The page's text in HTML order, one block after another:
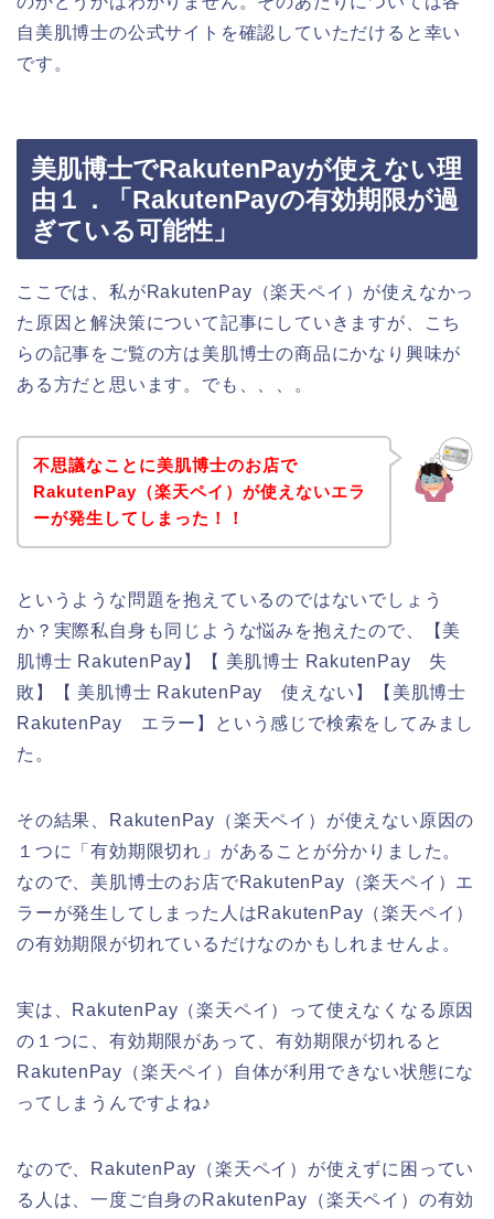
自美肌博士の公式サイトを確認していただけると幸い
です。
美肌博士でRakutenPayが使えない理
由１．「RakutenPayの有効期限が過
ぎている可能性」
ここでは、私がRakutenPay（楽天ペイ）が使えなかっ
た原因と解決策について記事にしていきますが、こち
らの記事をご覧の方は美肌博士の商品にかなり興味が
ある方だと思います。でも、、、。
不思議なことに美肌博士のお店で
RakutenPay（楽天ペイ）が使えないエラ
ーが発生してしまった！！
というような問題を抱えているのではないでしょう
か？実際私自身も同じような悩みを抱えたので、【美
肌博士 RakutenPay】【 美肌博士 RakutenPay 失
敗】【 美肌博士 RakutenPay 使えない】【美肌博士
RakutenPay エラー】という感じで検索をしてみまし
た。
その結果、RakutenPay（楽天ペイ）が使えない原因の
１つに「有効期限切れ」があることが分かりました。
なので、美肌博士のお店でRakutenPay（楽天ペイ）エ
ラーが発生してしまった人はRakutenPay（楽天ペイ）
の有効期限が切れているだけなのかもしれませんよ。
実は、RakutenPay（楽天ペイ）って使えなくなる原因
の１つに、有効期限があって、有効期限が切れると
RakutenPay（楽天ペイ）自体が利用できない状態にな
ってしまうんですよね♪
なので、RakutenPay（楽天ペイ）が使えずに困ってい
る人は、一度ご自身のRakutenPay（楽天ペイ）の有効